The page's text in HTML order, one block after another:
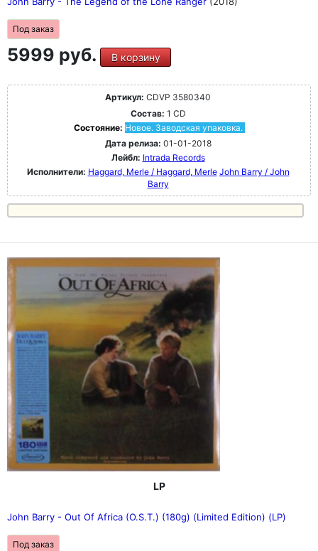
Под заказ
5999 руб. В корзину
Артикул: CDVP 3580340
Состав: 1 CD
Состояние: Новое. Заводская упаковка.
Дата релиза: 01-01-2018
Лейбл: Intrada Records
Исполнители: Haggard, Merle / Haggard, Merle John Barry / John
Barry
LP
John Barry - Out Of Africa (O.S.T.) (180g) (Limited Edition) (LP)
Под заказ